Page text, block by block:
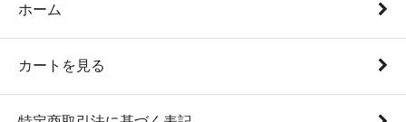
ホーム
カートを見る